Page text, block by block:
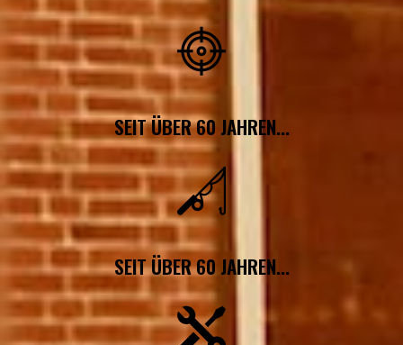
SEIT ÜBER 60 JAHREN...
SEIT ÜBER 60 JAHREN...